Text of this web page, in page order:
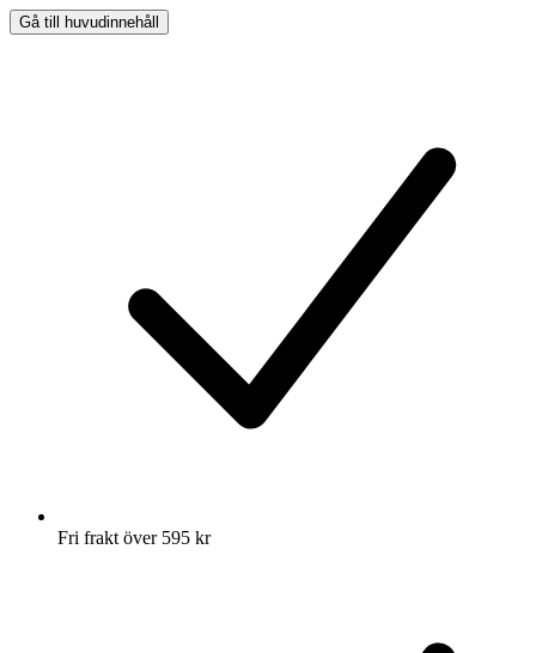
Gå till huvudinnehåll
Fri frakt över 595 kr